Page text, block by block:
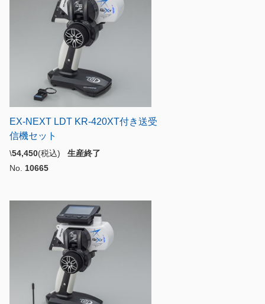
EX-NEXT LDT KR-420XT付き送受
信機セット
\54,450(税込) 生産終了
No. 10665